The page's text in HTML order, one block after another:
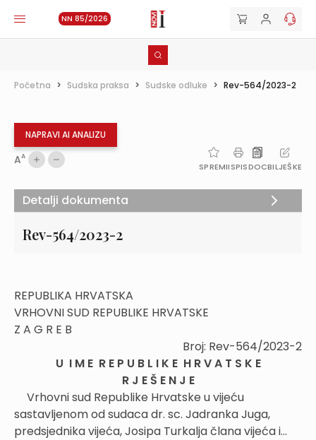
NN 85/2026
Početna > Sudska praksa > Sudske odluke > Rev-564/2023-2
NAPRAVI AI ANALIZU
AA
SPREMIISPISDOCBILJEŠKE
Rev-564/2023-2
REPUBLIKA HRVATSKA
VRHOVNI SUD REPUBLIKE HRVATSKE
Z A G R E B
Broj: Rev-564/2023-2
U I M E R E P U B L I K E H R V A T S K E
R J E Š E N J E
Vrhovni sud Republike Hrvatske u vijeću
sastavljenom od sudaca dr. sc. Jadranka Juga,
predsjednika vijeća, Josipa Turkalja člana vijeća i...
Detalji dokumenta